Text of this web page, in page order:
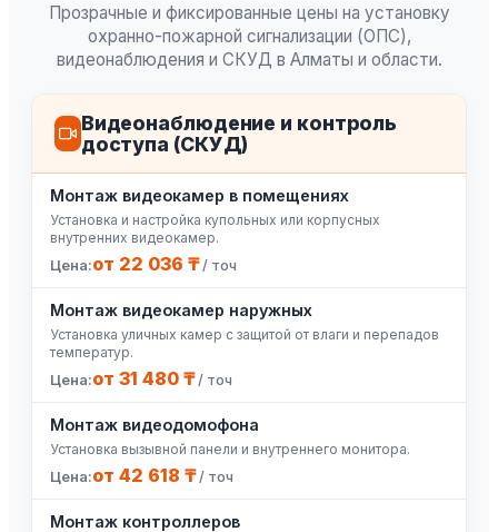
Прозрачные и фиксированные цены на установку
охранно-пожарной сигнализации (ОПС),
видеонаблюдения и СКУД в Алматы и области.
Видеонаблюдение и контроль
доступа (СКУД)
Монтаж видеокамер в помещениях
Установка и настройка купольных или корпусных
внутренних видеокамер.
от 22 036 ₸ / точ
Монтаж видеокамер наружных
Установка уличных камер с защитой от влаги и перепадов
температур.
от 31 480 ₸ / точ
Монтаж видеодомофона
Установка вызывной панели и внутреннего монитора.
от 42 618 ₸ / точ
Монтаж контроллеров